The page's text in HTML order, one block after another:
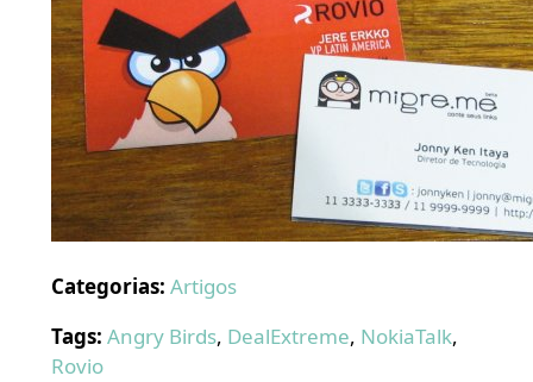
Categorias: Artigos
Tags: Angry Birds, DealExtreme, NokiaTalk,
Rovio